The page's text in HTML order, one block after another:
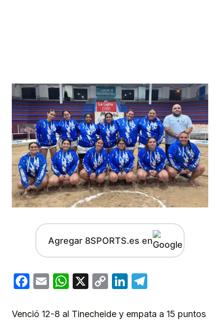
Agregar 8SPORTS.es en
Facebook
EmailWhatsApp
X
CopyLinkedIn
Venció 12-8 al Tinecheide y empata a 15 puntos